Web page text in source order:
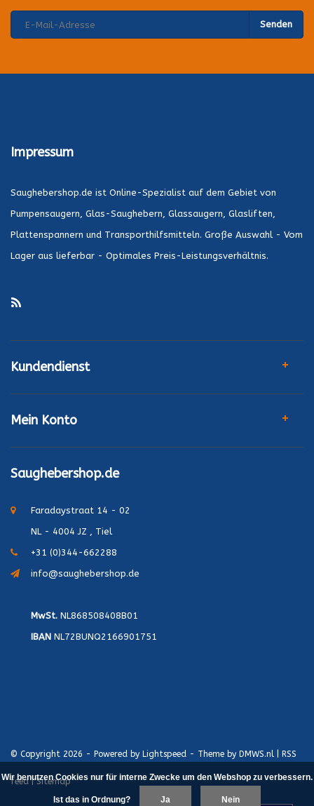
Senden
Impressum
Saughebershop.de ist Online-Spezialist auf dem Gebiet von
Pumpensaugern, Glas-Saughebern, Glassaugern, Glasliften,
Plattenspannern und Transporthilfsmitteln. Große Auswahl - Vom
Lager aus lieferbar - Optimales Preis-Leistungsverhältnis.
Kundendienst
Mein Konto
Saughebershop.de
Faradaystraat 14 - 02
NL - 4004 JZ , Tiel
+31 (0)344-662288
info@saughebershop.de
MwSt. NL868508408B01
IBAN NL72BUNQ2166901751
© Copyright 2026 - Powered by Lightspeed - Theme by DMWS.nl RSS
feed|Sitemap
Wir benutzen Cookies nur für interne Zwecke um den Webshop zu verbessern.
Ist das in Ordnung? Ja Nein